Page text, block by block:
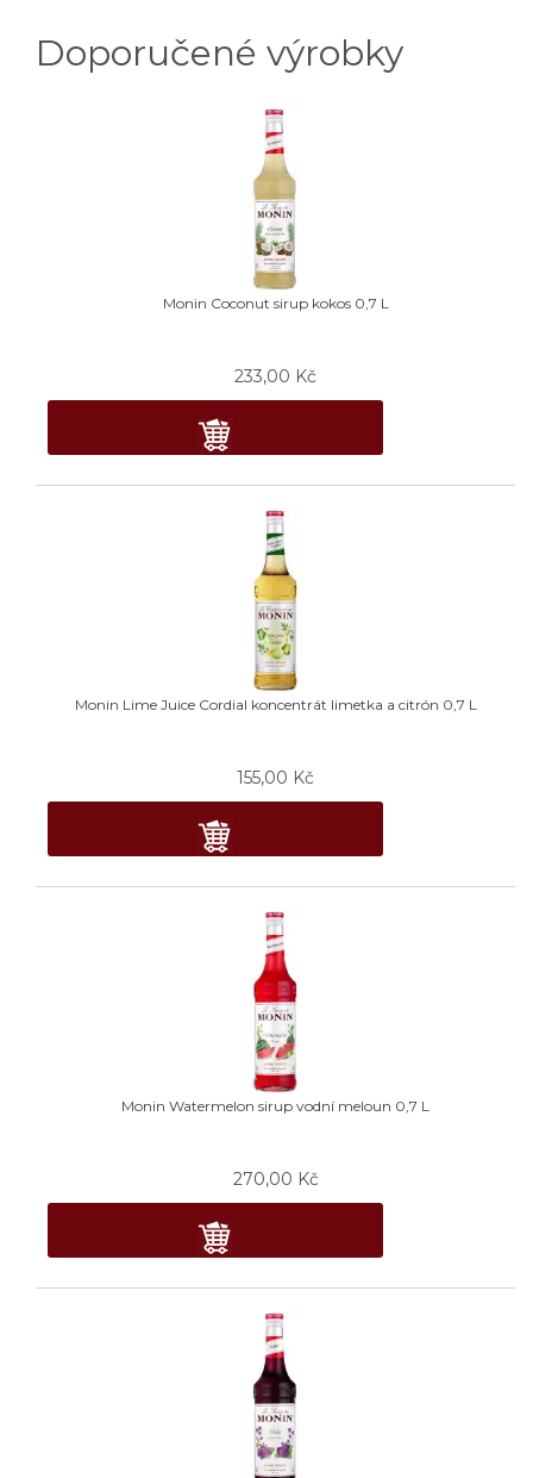
Doporučené výrobky
Monin Coconut sirup kokos 0,7 L
233,00 Kč
Monin Lime Juice Cordial koncentrát limetka a citrón 0,7 L
155,00 Kč
Monin Watermelon sirup vodní meloun 0,7 L
270,00 Kč